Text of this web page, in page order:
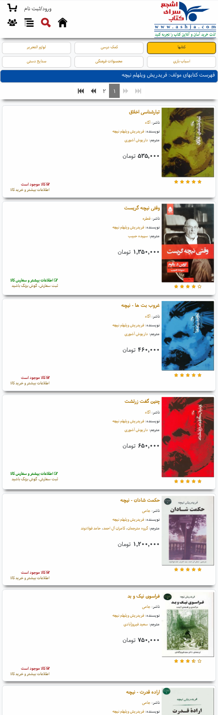
ورود/ثبت نام
کتابها کمک درسی لوازم التحریر
اسباب بازی محصولات فرهنگی صنایع دستی
فهرست کتابهای مولف: فریدریش ویلهلم نیچه
۱ ۲
تبارشناسی اخلاق
ناشر: آگاه
نویسنده: فریدریش ویلهلم نیچه
مترجم: داریوش آشوری
۵۳۵,۰۰۰ تومان
کالا موجود است
اطلاعات بیشتر و خرید کالا
وقتی نیچه گریست
ناشر: قطره
نویسنده: فریدریش ویلهلم نیچه
مترجم: سپیده حبیب
۱,۳۵۰,۰۰۰ تومان
اطلاعات بیشتر و سفارش کالا
ثبت سفارش، گوش بزنگ باشید
غروب بت ها - نیچه
ناشر: آگاه
نویسنده: فریدریش ویلهلم نیچه
مترجم: داریوش آشوری
۴۶۰,۰۰۰ تومان
کالا موجود است
اطلاعات بیشتر و خرید کالا
چنین گفت زرتشت
ناشر: آگاه
نویسنده: فریدریش ویلهلم نیچه
مترجم: داریوش آشوری
۶۵۰,۰۰۰ تومان
اطلاعات بیشتر و سفارش کالا
ثبت سفارش، گوش بزنگ باشید
حکمت شادان - نیچه
ناشر: جامی
نویسنده: فریدریش ویلهلم نیچه
مترجم: گروه مترجمان، کامران آل احمد، حامد فولادوند
۱,۲۰۰,۰۰۰ تومان
کالا موجود است
اطلاعات بیشتر و خرید کالا
فراسوی نیک و بد
ناشر: جامی
نویسنده: فریدریش ویلهلم نیچه
مترجم: سعید فیروزآبادی
۷۵۰,۰۰۰ تومان
کالا موجود است
اطلاعات بیشتر و خرید کالا
اراده قدرت - نیچه
ناشر: جامی
نویسنده: فریدریش ویلهلم نیچه